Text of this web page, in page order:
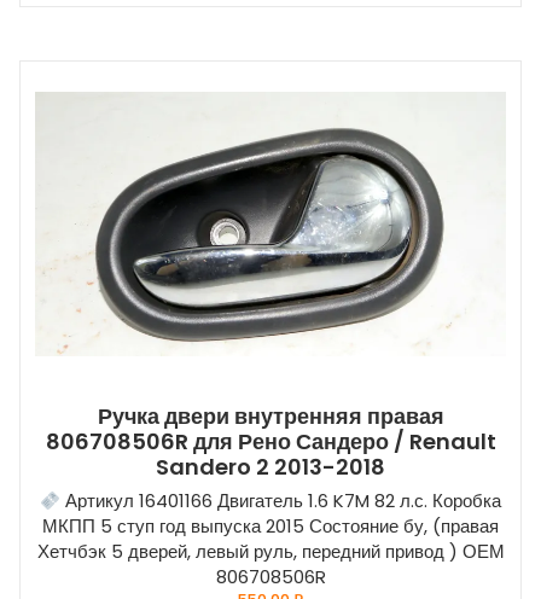
Ручка двери внутренняя правая
806708506R для Рено Сандеро / Renault
Sandero 2 2013-2018
Артикул 16401166 Двигатель 1.6 K7M 82 л.с. Коробка
МКПП 5 ступ год выпуска 2015 Состояние бу, (правая
Хетчбэк 5 дверей, левый руль, передний привод ) ОЕМ
806708506R